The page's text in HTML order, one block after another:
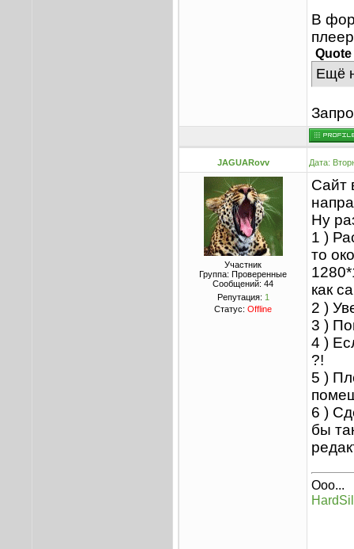
В
Quote
Ещё
JAGUARovv Дата:
Участник
Группа: Проверенные
Сообщений: 44
Репутация: 1
Статус: Offline
Сайт
Ну
1 )
то
как
2 )
3 )
4 )
?!
5 )
6 )
бы
Ооо...